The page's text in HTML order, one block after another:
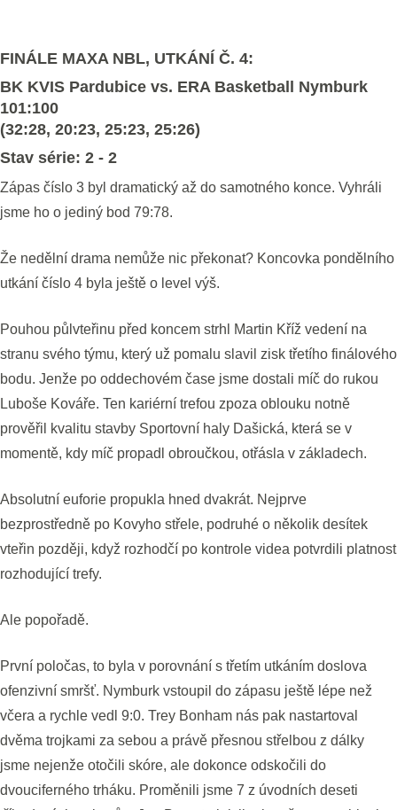
FINÁLE MAXA NBL, UTKÁNÍ Č. 4:
BK KVIS Pardubice vs. ERA Basketball Nymburk
101:100
(32:28, 20:23, 25:23, 25:26)
Stav série: 2 - 2
Zápas číslo 3 byl dramatický až do samotného konce. Vyhráli
jsme ho o jediný bod 79:78.
Že nedělní drama nemůže nic překonat? Koncovka pondělního
utkání číslo 4 byla ještě o level výš.
Pouhou půlvteřinu před koncem strhl Martin Kříž vedení na
stranu svého týmu, který už pomalu slavil zisk třetího finálového
bodu. Jenže po oddechovém čase jsme dostali míč do rukou
Luboše Kováře. Ten kariérní trefou zpoza oblouku notně
prověřil kvalitu stavby Sportovní haly Dašická, která se v
momentě, kdy míč propadl obroučkou, otřásla v základech.
Absolutní euforie propukla hned dvakrát. Nejprve
bezprostředně po Kovyho střele, podruhé o několik desítek
vteřin později, když rozhodčí po kontrole videa potvrdili platnost
rozhodující trefy.
Ale popořadě.
První poločas, to byla v porovnání s třetím utkáním doslova
ofenzivní smršť. Nymburk vstoupil do zápasu ještě lépe než
včera a rychle vedl 9:0. Trey Bonham nás pak nastartoval
dvěma trojkami za sebou a právě přesnou střelbou z dálky
jsme nejenže otočili skóre, ale dokonce odskočili do
dvouciferného trháku. Proměnili jsme 7 z úvodních deseti